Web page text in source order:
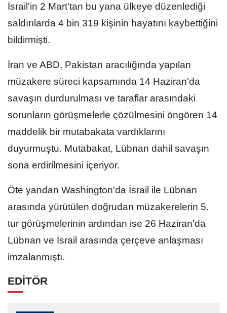
İsrail'in 2 Mart'tan bu yana ülkeye düzenlediği
saldırılarda 4 bin 319 kişinin hayatını kaybettiğini
bildirmişti.
İran ve ABD, Pakistan aracılığında yapılan
müzakere süreci kapsamında 14 Haziran'da
savaşın durdurulması ve taraflar arasındaki
sorunların görüşmelerle çözülmesini öngören 14
maddelik bir mutabakata vardıklarını
duyurmuştu. Mutabakat, Lübnan dahil savaşın
sona erdirilmesini içeriyor.
Öte yandan Washington'da İsrail ile Lübnan
arasında yürütülen doğrudan müzakerelerin 5.
tur görüşmelerinin ardından ise 26 Haziran'da
Lübnan ve İsrail arasında çerçeve anlaşması
imzalanmıştı.
EDİTÖR